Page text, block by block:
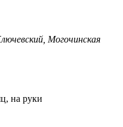
Могочинская
на руки